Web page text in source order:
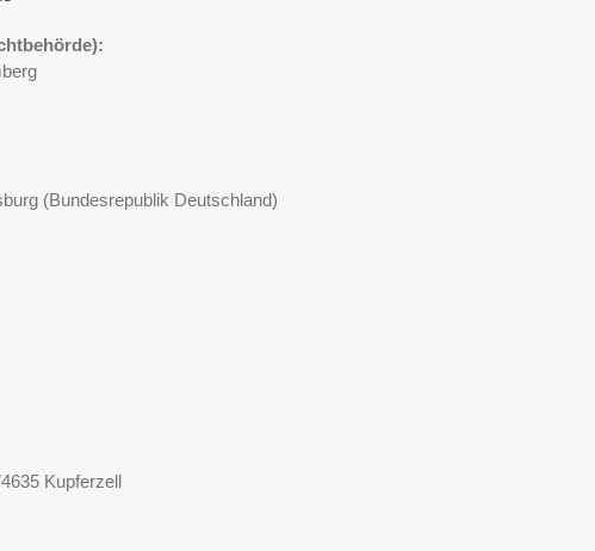
(Bundesrepublik Deutschland)
Kupferzell